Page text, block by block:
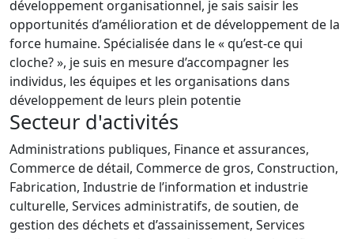
développement organisationnel, je sais saisir les
opportunités d’amélioration et de développement de la
force humaine. Spécialisée dans le « qu’est-ce qui
cloche? », je suis en mesure d’accompagner les
individus, les équipes et les organisations dans
développement de leurs plein potentie
Secteur d'activités
Administrations publiques, Finance et assurances,
Commerce de détail, Commerce de gros, Construction,
Fabrication, Industrie de l’information et industrie
culturelle, Services administratifs, de soutien, de
gestion des déchets et d’assainissement, Services